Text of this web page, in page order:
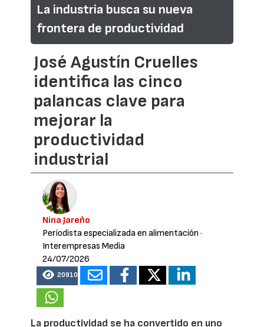
La industria busca su nueva
frontera de productividad
José Agustín Cruelles
identifica las cinco
palancas clave para
mejorar la
productividad
industrial
Nina Jareño
Periodista especializada en alimentación ·
Interempresas Media
24/07/2026
20910
La productividad se ha convertido en uno